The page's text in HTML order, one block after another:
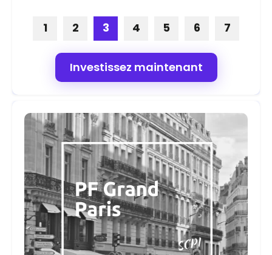
1 2 3 4 5 6 7
Investissez maintenant